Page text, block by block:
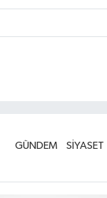
GÜNDEM SİYASET